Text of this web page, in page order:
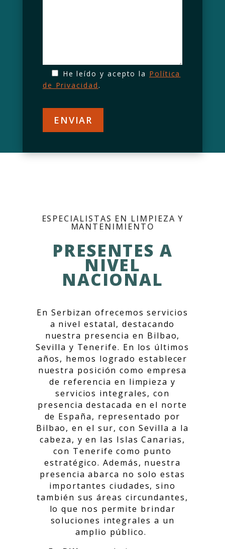
He leído y acepto la Política
de Privacidad .
ESPECIALISTAS EN LIMPIEZA Y
MANTENIMIENTO
PRESENTES A
NIVEL
NACIONAL
En Serbizan ofrecemos servicios
a nivel estatal, destacando
nuestra presencia en Bilbao,
Sevilla y Tenerife. En los últimos
años, hemos logrado establecer
nuestra posición como empresa
de referencia en limpieza y
servicios integrales, con
presencia destacada en el norte
de España, representado por
Bilbao, en el sur, con Sevilla a la
cabeza, y en las Islas Canarias,
con Tenerife como punto
estratégico. Además, nuestra
presencia abarca no solo estas
importantes ciudades, sino
también sus áreas circundantes,
lo que nos permite brindar
soluciones integrales a un
amplio público.